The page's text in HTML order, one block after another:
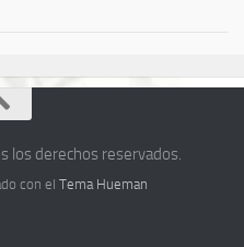
los derechos reservados.
con elTema Hueman